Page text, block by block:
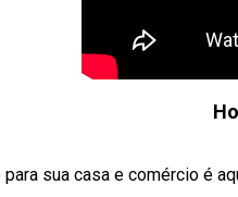
para sua casa e comércio é